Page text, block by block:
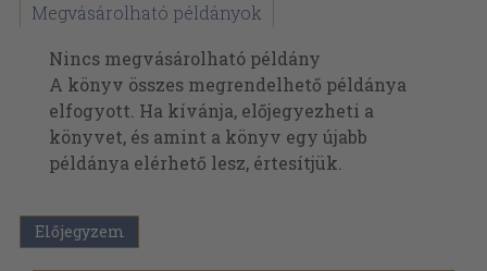
Megvásárolható példányok
Nincs megvásárolható példány
A könyv összes megrendelhető példánya
elfogyott. Ha kívánja, előjegyezheti a
könyvet, és amint a könyv egy újabb
példánya elérhető lesz, értesítjük.
Előjegyzem